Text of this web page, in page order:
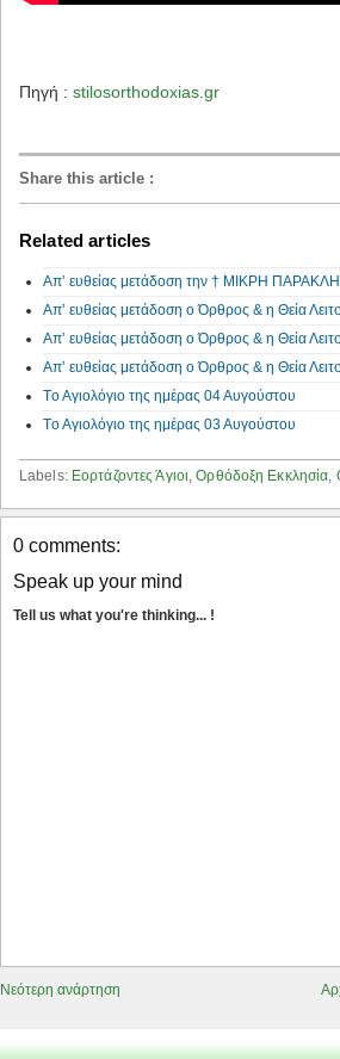
Πηγή : stilosorthodoxias.gr
Share this article :
Related articles
Aπ’ ευθείας μετάδοση την † ΜΙΚΡΗ
Απ’ ευθείας μετάδοση ο Όρθρος & η Θεία
Απ’ ευθείας μετάδοση ο Όρθρος & η Θεία
Απ’ ευθείας μετάδοση ο Όρθρος & η Θεία
Tο Αγιολόγιο της ημέρας 04 Αυγούστου
Tο Αγιολόγιο της ημέρας 03 Αυγούστου
Labels: Εορτάζοντες Άγιοι ,Ορθόδοξη Εκκλησία
0 comments:
Speak up your mind
Tell us what you're thinking... !
Νεότερη ανάρτηση